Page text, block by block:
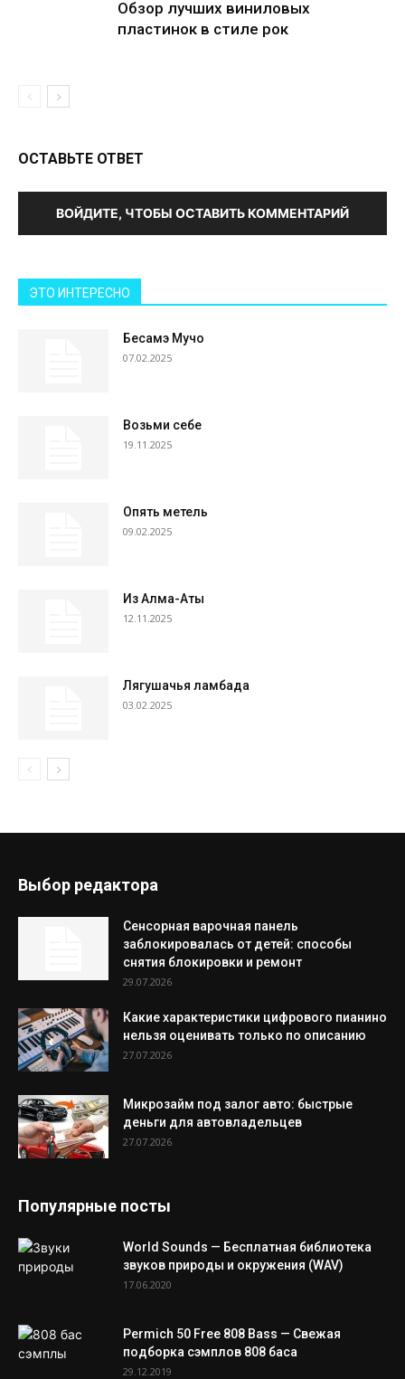
Обзор лучших виниловых
пластинок в стиле рок
ОСТАВЬТЕ ОТВЕТ
ВОЙДИТЕ, ЧТОБЫ ОСТАВИТЬ КОММЕНТАРИЙ
ЭТО ИНТЕРЕСНО
Бесамэ Мучо
07.02.2025
Возьми себе
19.11.2025
Опять метель
09.02.2025
Из Алма-Аты
12.11.2025
Лягушачья ламбада
03.02.2025
Выбор редактора
Сенсорная варочная панель
заблокировалась от детей: способы
снятия блокировки и ремонт
29.07.2026
Какие характеристики цифрового пианино
нельзя оценивать только по описанию
27.07.2026
Микрозайм под залог авто: быстрые
деньги для автовладельцев
27.07.2026
Популярные посты
World Sounds — Бесплатная библиотека
звуков природы и окружения (WAV)
17.06.2020
Permich 50 Free 808 Bass — Свежая
подборка сэмплов 808 баса
29.12.2019